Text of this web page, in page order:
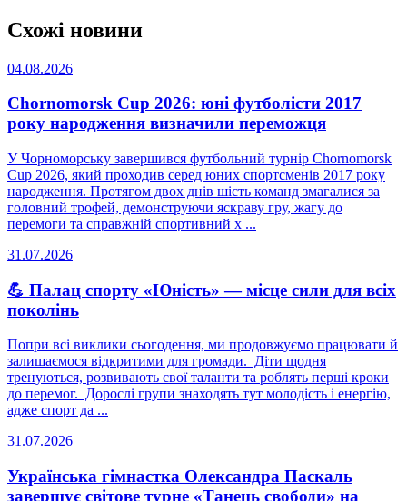
Схожі новини
04.08.2026
Chornomorsk Cup 2026: юні футболісти 2017
року народження визначили переможця
У Чорноморську завершився футбольний турнір Chornomorsk
Cup 2026, який проходив серед юних спортсменів 2017 року
народження. Протягом двох днів шість команд змагалися за
головний трофей, демонструючи яскраву гру, жагу до
перемоги та справжній спортивний х ...
31.07.2026
💪 Палац спорту «Юність» — місце сили для всіх
поколінь
Попри всі виклики сьогодення, ми продовжуємо працювати й
залишаємося відкритими для громади. Діти щодня
тренуються, розвивають свої таланти та роблять перші кроки
до перемог. Дорослі групи знаходять тут молодість і енергію,
адже спорт да ...
31.07.2026
Українська гімнастка Олександра Паскаль
завершує світове турне «Танець свободи» на